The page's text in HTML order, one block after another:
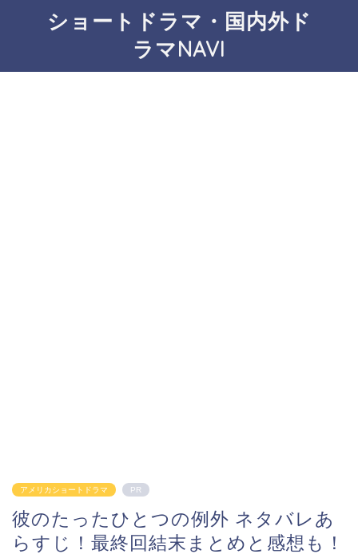
ショートドラマ・国内外ド
ラマNAVI
アメリカショートドラマ PR
彼のたったひとつの例外 ネタバレあ
らすじ！最終回結末まとめと感想も！